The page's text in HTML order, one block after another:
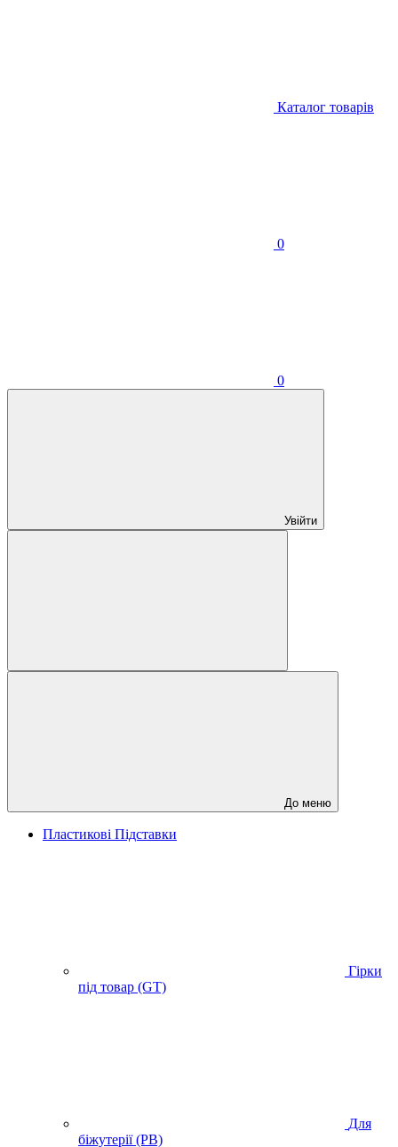
Каталог товарів
0
0
Увійти
До меню
Пластикові Підставки
Гірки
під товар (GT)
Для
біжутерії (PB)